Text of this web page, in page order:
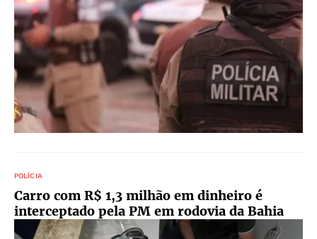
POLÍCIA
Carro com R$ 1,3 milhão em dinheiro é
interceptado pela PM em rodovia da Bahia